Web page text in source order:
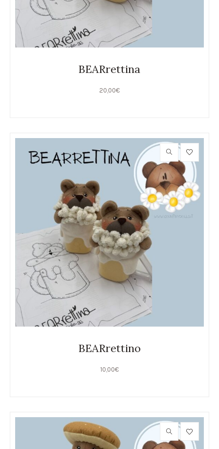
BEARrettina
20,00€
BEARrettino
10,00€